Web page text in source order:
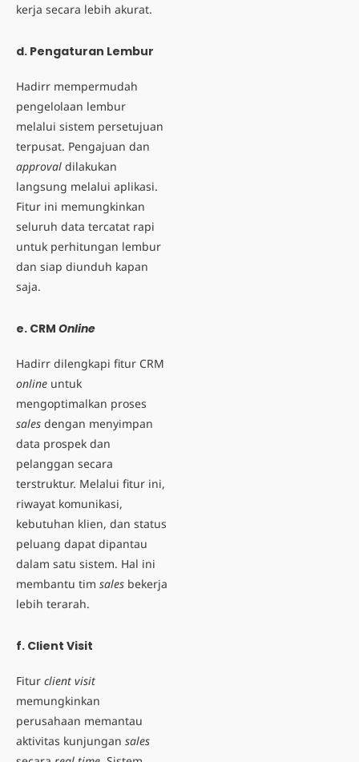
kerja secara lebih akurat.
d. Pengaturan Lembur
Hadirr mempermudah
pengelolaan lembur
melalui sistem persetujuan
terpusat. Pengajuan dan
approval dilakukan
langsung melalui aplikasi.
Fitur ini memungkinkan
seluruh data tercatat rapi
untuk perhitungan lembur
dan siap diunduh kapan
saja.
e. CRM Online
Hadirr dilengkapi fitur CRM
online untuk
mengoptimalkan proses
sales dengan menyimpan
data prospek dan
pelanggan secara
terstruktur. Melalui fitur ini,
riwayat komunikasi,
kebutuhan klien, dan status
peluang dapat dipantau
dalam satu sistem. Hal ini
membantu tim sales bekerja
lebih terarah.
f. Client Visit
Fitur client visit
memungkinkan
perusahaan memantau
aktivitas kunjungan sales